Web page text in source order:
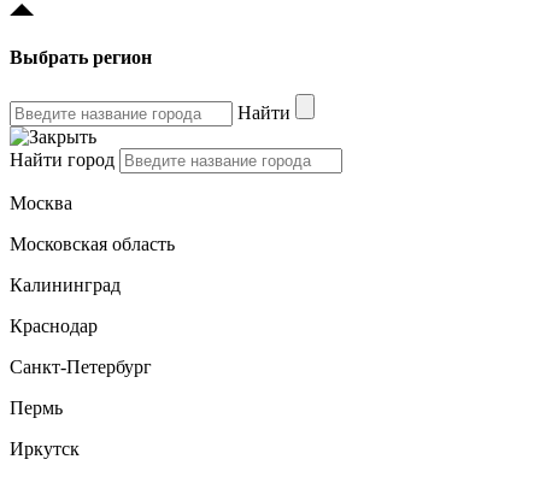
Выбрать регион
Найти
Найти город
Москва
Московская область
Калининград
Краснодар
Санкт-Петербург
Пермь
Иркутск